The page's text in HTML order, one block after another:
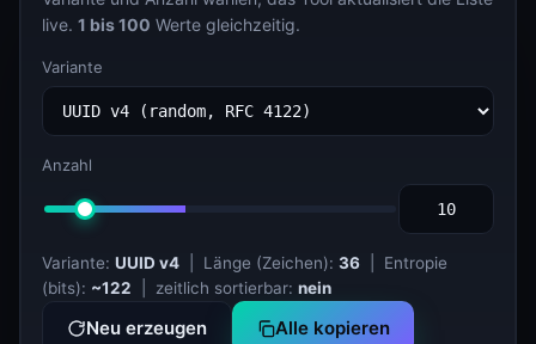
live. 1 bis 100 Werte gleichzeitig.
Variante
Anzahl
Variante: UUID v4 | Länge (Zeichen): 36 | Entropie
(bits): ~122 | zeitlich sortierbar: nein
Neu erzeugen Alle kopieren